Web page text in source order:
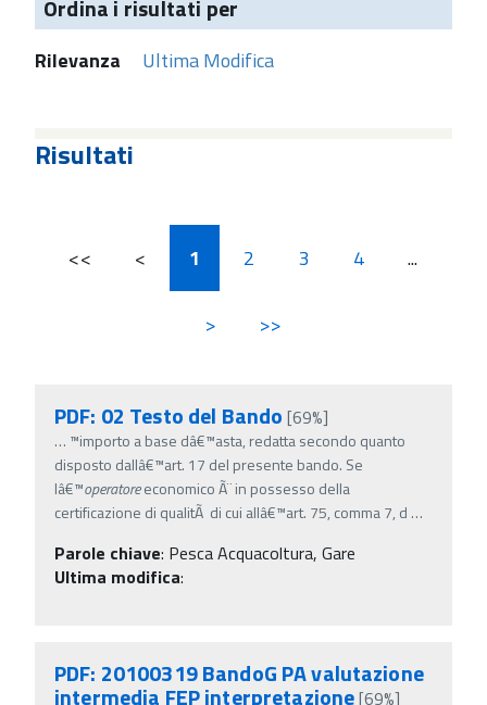
Ordina i risultati per
Rilevanza Ultima Modifica
Risultati
<< < 1 2 3 4 ...
> >>
PDF: 02 Testo del Bando [69%]
… ™importo a base dâ€™asta, redatta secondo quanto
disposto dallâ€™art. 17 del presente bando. Se
lâ€™operatoreeconomico Ã¨ in possesso della
certificazione di qualitÃ di cui allâ€™art. 75, comma 7, d …
Parole chiave: Pesca Acquacoltura, Gare
Ultima modifica:
PDF: 20100319 BandoG PA valutazione
intermedia FEP interpretazione[69%]